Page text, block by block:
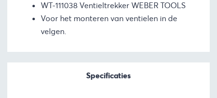
WT-111038 Ventieltrekker WEBER TOOLS
Voor het monteren van ventielen in de
velgen.
Specificaties